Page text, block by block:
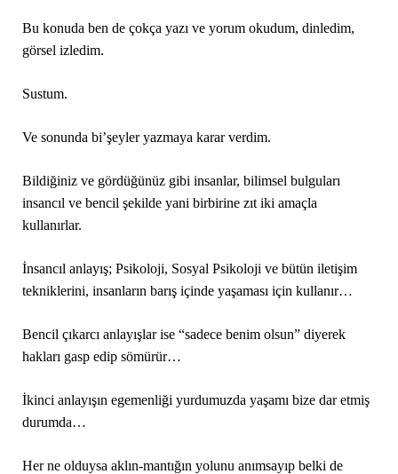
Bu konuda ben de çokça yazı ve yorum okudum, dinledim,
görsel izledim.
Sustum.
Ve sonunda bi’şeyler yazmaya karar verdim.
Bildiğiniz ve gördüğünüz gibi insanlar, bilimsel bulguları
insancıl ve bencil şekilde yani birbirine zıt iki amaçla
kullanırlar.
İnsancıl anlayış; Psikoloji, Sosyal Psikoloji ve bütün iletişim
tekniklerini, insanların barış içinde yaşaması için kullanır…
Bencil çıkarcı anlayışlar ise “sadece benim olsun” diyerek
hakları gasp edip sömürür…
İkinci anlayışın egemenliği yurdumuzda yaşamı bize dar etmiş
durumda…
Her ne olduysa aklın-mantığın yolunu anımsayıp belki de